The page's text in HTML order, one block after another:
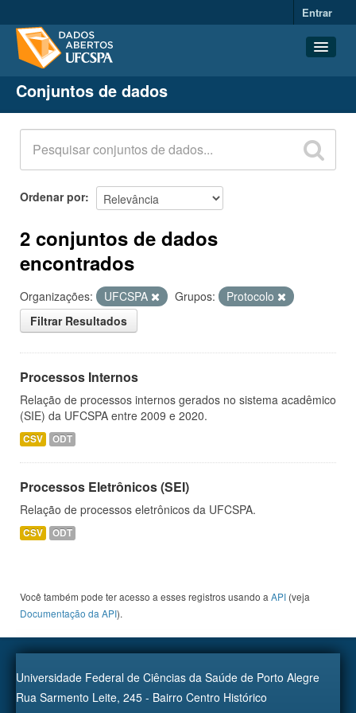
Entrar
Conjuntos de dados
Organizações
Grupos
Sobre
Conjuntos de dados
Ordenar por
2 conjuntos de dados
encontrados
Organizações: UFCSPA Grupos:
Protocolo
Filtrar Resultados
Processos Internos
Relação de processos internos gerados no sistema acadêmico
(SIE) da UFCSPA entre 2009 e 2020.
CSV ODT
Processos Eletrônicos (SEI)
Relação de processos eletrônicos da UFCSPA.
CSV ODT
Você também pode ter acesso a esses registros usando a API (veja
Documentação da API).
Universidade Federal de Ciências da Saúde de Porto Alegre
Rua Sarmento Leite, 245 - Bairro Centro Histórico